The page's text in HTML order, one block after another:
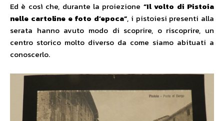
Ed è così che, durante la proiezione “Il volto di Pistoia
nelle cartoline e foto d’epoca”, i pistoiesi presenti alla
serata hanno avuto modo di scoprire, o riscoprire, un
centro storico molto diverso da come siamo abituati a
conoscerlo.